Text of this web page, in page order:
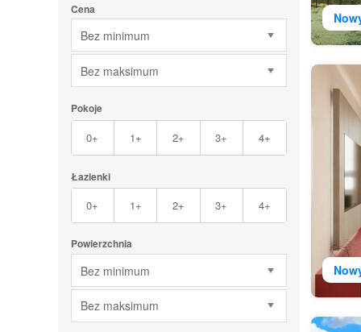
Cena
Bez minimum
Bez maksimum
Pokoje
0+ 1+ 2+ 3+ 4+
Łazienki
0+ 1+ 2+ 3+ 4+
Powierzchnia
Bez minimum
Bez maksimum